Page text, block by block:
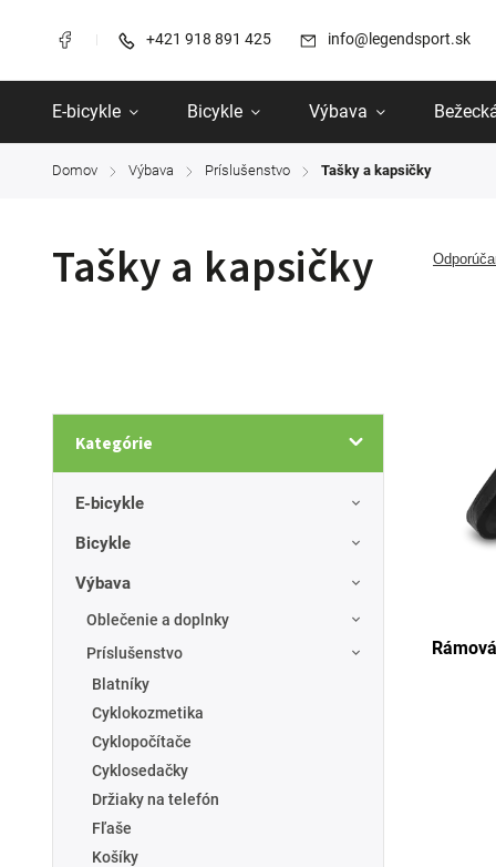
+421 918 891 425 info@legendsport.sk
E-bicykle Bicykle Výbava
Domov / Výbava / Príslušenstvo / Tašky a kapsičky
Tašky a kapsičky
Kategórie
E-bicykle
Bicykle
Výbava
Oblečenie a doplnky
Príslušenstvo
Blatníky
Cyklokozmetika
Cyklopočítače
Cyklosedačky
Držiaky na telefón
Fľaše
Košíky